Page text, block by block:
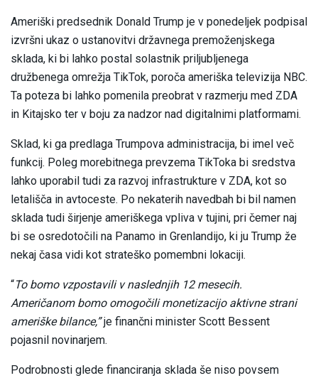
Ameriški predsednik Donald Trump je v ponedeljek podpisal
izvršni ukaz o ustanovitvi državnega premoženjskega
sklada, ki bi lahko postal solastnik priljubljenega
družbenega omrežja TikTok, poroča ameriška televizija NBC.
Ta poteza bi lahko pomenila preobrat v razmerju med ZDA
in Kitajsko ter v boju za nadzor nad digitalnimi platformami.
Sklad, ki ga predlaga Trumpova administracija, bi imel več
funkcij. Poleg morebitnega prevzema TikToka bi sredstva
lahko uporabil tudi za razvoj infrastrukture v ZDA, kot so
letališča in avtoceste. Po nekaterih navedbah bi bil namen
sklada tudi širjenje ameriškega vpliva v tujini, pri čemer naj
bi se osredotočili na Panamo in Grenlandijo, ki ju Trump že
nekaj časa vidi kot strateško pomembni lokaciji.
“To bomo vzpostavili v naslednjih 12 mesecih.
Američanom bomo omogočili monetizacijo aktivne strani
ameriške bilance,”je finančni minister Scott Bessent
pojasnil novinarjem.
Podrobnosti glede financiranja sklada še niso povsem